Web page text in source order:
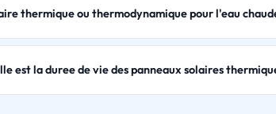
thermique ou thermodynamique pour l'eau
est la duree de vie des panneaux solaires